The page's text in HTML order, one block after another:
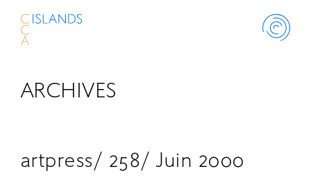
ABOUT
ARCHIVES
artpress/ 258/ Juin 2000